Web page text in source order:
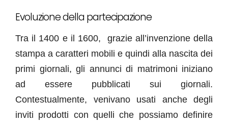
Evoluzione della partecipazione
Tra il 1400 e il 1600, grazie all’invenzione della
stampa a caratteri mobili e quindi alla nascita dei
primi giornali, gli annunci di matrimoni iniziano
ad essere pubblicati sui giornali.
Contestualmente, venivano usati anche degli
inviti prodotti con quelli che possiamo definire